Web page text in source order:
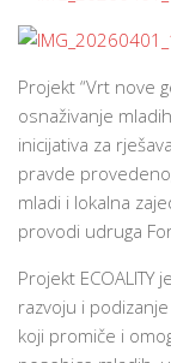
Projekt “Vrt nove
osnaživanje
inicijativa za
pravde
mladi i lokalna
provodi udruga
Projekt
razvoju i
koji promiče i